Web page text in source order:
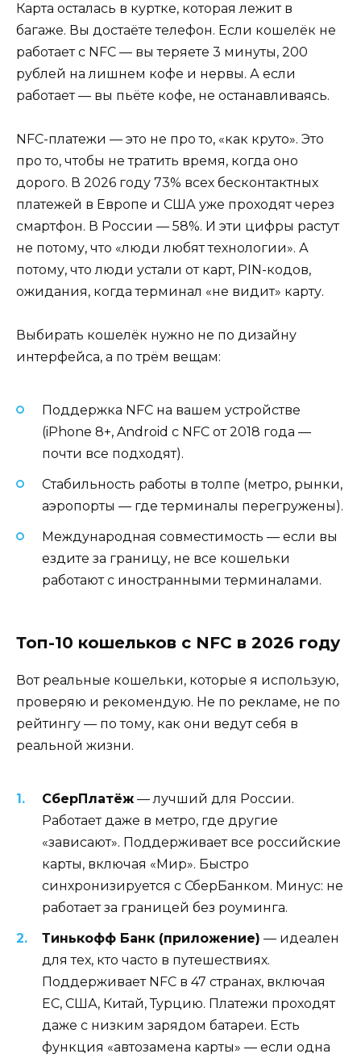
Карта осталась в куртке, которая лежит в
багаже. Вы достаёте телефон. Если кошелёк не
работает с NFC — вы теряете 3 минуты, 200
рублей на лишнем кофе и нервы. А если
работает — вы пьёте кофе, не останавливаясь.
NFC-платежи — это не про то, «как круто». Это
про то, чтобы не тратить время, когда оно
дорого. В 2026 году 73% всех бесконтактных
платежей в Европе и США уже проходят через
смартфон. В России — 58%. И эти цифры растут
не потому, что «люди любят технологии». А
потому, что люди устали от карт, PIN-кодов,
ожидания, когда терминал «не видит» карту.
Выбирать кошелёк нужно не по дизайну
интерфейса, а по трём вещам:
Поддержка NFC на вашем устройстве
(iPhone 8+, Android с NFC от 2018 года —
почти все подходят).
Стабильность работы в толпе (метро, рынки,
аэропорты — где терминалы перегружены).
Международная совместимость — если вы
ездите за границу, не все кошельки
работают с иностранными терминалами.
Топ-10 кошельков с NFC в 2026 году
Вот реальные кошельки, которые я использую,
проверяю и рекомендую. Не по рекламе, не по
рейтингу — по тому, как они ведут себя в
реальной жизни.
СберПлатёж — лучший для России.
Работает даже в метро, где другие
«зависают». Поддерживает все российские
карты, включая «Мир». Быстро
синхронизируется с СберБанком. Минус: не
работает за границей без роуминга.
Тинькофф Банк (приложение) — идеален
для тех, кто часто в путешествиях.
Поддерживает NFC в 47 странах, включая
ЕС, США, Китай, Турцию. Платежи проходят
даже с низким зарядом батареи. Есть
функция «автозамена карты» — если одна